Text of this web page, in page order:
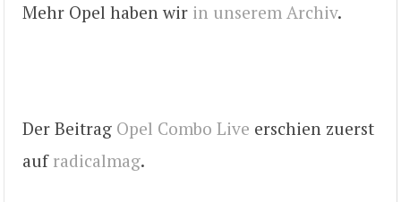
Mehr Opel haben wir in unserem Archiv.
Der Beitrag Opel Combo Live erschien zuerst
auf radicalmag.